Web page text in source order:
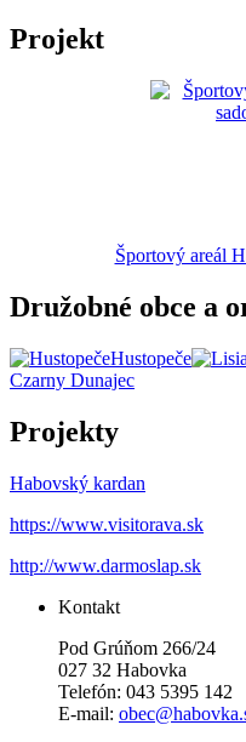
Projekt
Športový areál
Družobné obce a
Hustopeče
Czarny Dunajec
Projekty
Habovský kardan
https://www.visitorava.sk
http://www.darmoslap.sk
Kontakt
Pod Grúňom 266/24
027 32 Habovka
Telefón: 043 5395 142
E-mail: